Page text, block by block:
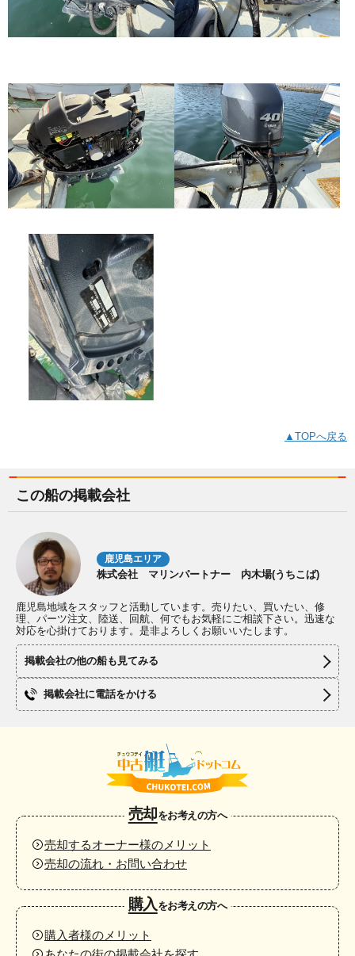
▲TOPへ戻る
この船の掲載会社
鹿児島エリア
株式会社 マリンパートナー 内木場(うちこば)
鹿児島地域をスタッフと活動しています。売りたい、買いたい、修
理、パーツ注文、陸送、回航、何でもお気軽にご相談下さい。迅速な
対応を心掛けております。是非よろしくお願いいたします。
掲載会社の他の船も見てみる
掲載会社に電話をかける
売却をお考えの方へ
売却するオーナー様のメリット
売却の流れ・お問い合わせ
購入 をお考えの方へ
購入者様のメリット